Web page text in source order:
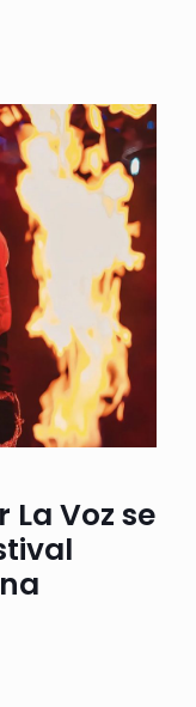
La Voz se